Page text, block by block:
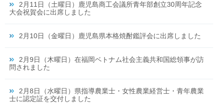
2月11日（土曜日）鹿児島商工会議所青年部創立30周年記念
大会祝賀会に出席しました
2月10日（金曜日）鹿児島県本格焼酎鑑評会に出席しました
2月9日（木曜日）在福岡ベトナム社会主義共和国総領事が訪
問されました
2月8日（水曜日）県指導農業士・女性農業経営士・青年農業
士に認定証を交付しました